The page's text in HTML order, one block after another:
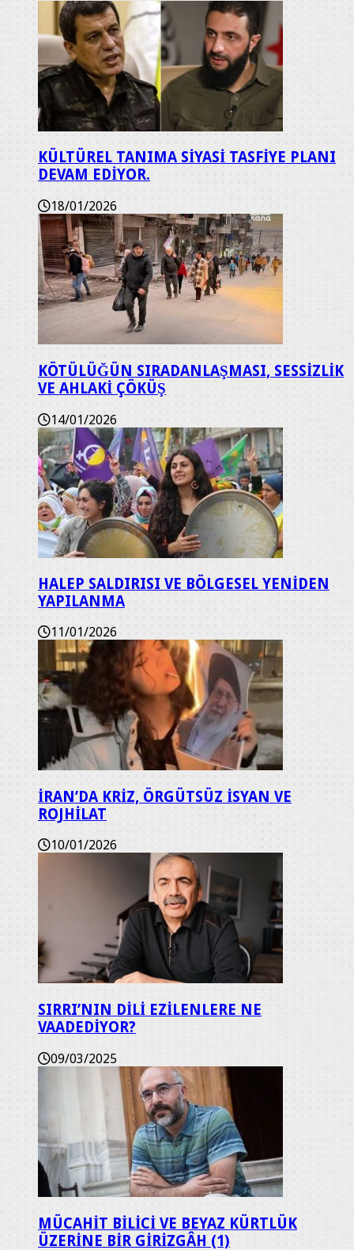
KÜLTÜREL TANIMA SİYASİ TASFİYE PLANI
DEVAM EDİYOR.
18/01/2026
KÖTÜLÜĞÜN SIRADANLAŞMASI, SESSİZLİK
VE AHLAKİ ÇÖKÜŞ
14/01/2026
HALEP SALDIRISI VE BÖLGESEL YENİDEN
YAPILANMA
11/01/2026
İRAN’DA KRİZ, ÖRGÜTSÜZ İSYAN VE
ROJHİLAT
10/01/2026
SIRRI’NIN DİLİ EZİLENLERE NE
VAADEDİYOR?
09/03/2025
MÜCAHİT BİLİCİ VE BEYAZ KÜRTLÜK
ÜZERİNE BİR GİRİZGÂH (1)